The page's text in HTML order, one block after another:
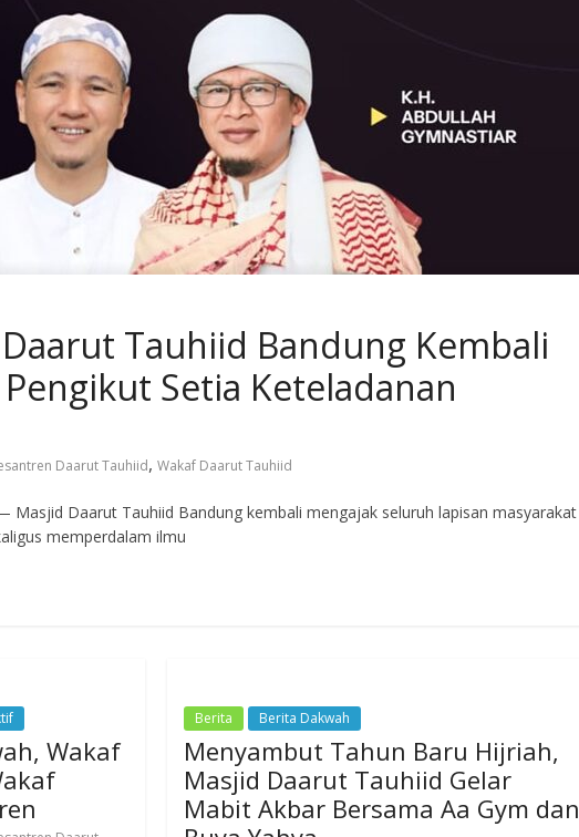
Tauhiid Bandung Kembali
Setia Keteladanan
Daarut Tauhiid, Wakaf Daarut Tauhiid
Masjid Daarut Tauhiid Bandung kembali mengajak seluruh lapisan masyarakat
memperdalam ilmu
Wakaf
Berita Berita Dakwah
Menyambut Tahun Baru Hijriah,
Masjid Daarut Tauhiid Gelar
Mabit Akbar Bersama Aa Gym dan